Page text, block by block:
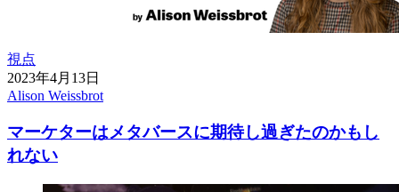
視点
2023年4月13日
Alison Weissbrot
マーケターはメタバースに期待し過ぎたのかもし
れない